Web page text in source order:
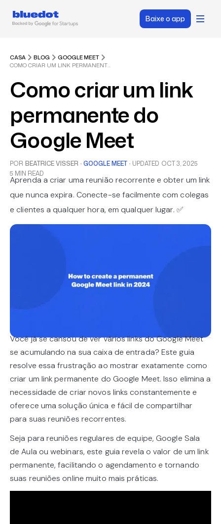
Baixe o app
CASA BLOG
GOOGLE MEET
COMO CRIAR UM LINK PERMANENTE DO GOOGLE MEET
Como criar um link
permanente do
Google Meet
POR BEATRICE VISSER · GOOGLE MEET · UPDATED OCT 3, 2025
5 MIN READ
Aprenda a criar uma reunião recorrente e obter um link
que nunca expira. Conecte-se facilmente com colegas
e clientes a qualquer hora, em qualquer lugar. ✅
Você já se cansou de ver vários links do Google Meet
se acumulando na sua caixa de entrada? Este guia
resolve essa frustração ao mostrar exatamente como
criar um link permanente do Google Meet. Isso elimina a
necessidade de criar novos links constantemente e
oferece uma solução única e fácil de compartilhar
para suas reuniões recorrentes.
Seja para reuniões regulares de equipe, Google Sala
de Aula ou webinars, este guia revela o valor de um link
permanente, facilitando o agendamento e tornando
suas reuniões online muito mais práticas.